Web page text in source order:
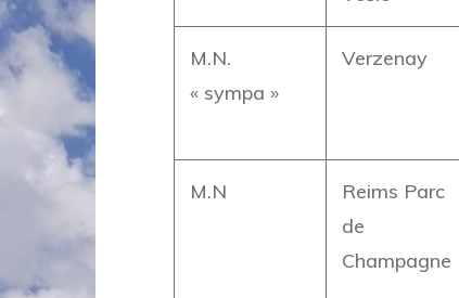
M.N.
« sympa »
Verzenay
M.N
Reims Parc
de
Champagne